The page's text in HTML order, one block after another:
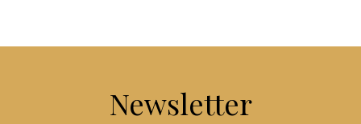
Newsletter